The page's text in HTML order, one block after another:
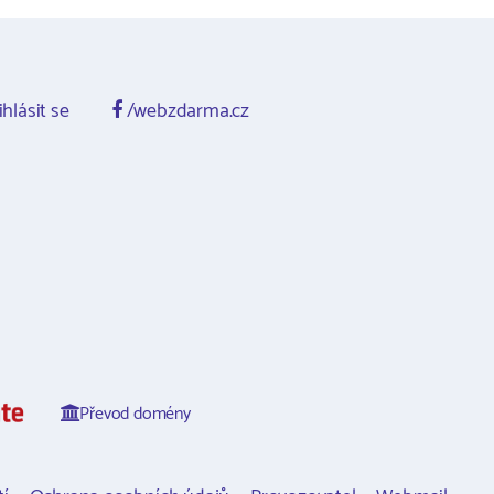
se /webzdarma.cz
Převod domény